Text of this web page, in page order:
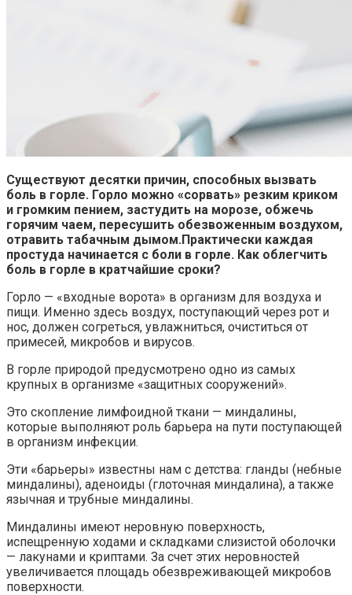
Существуют десятки причин, способных вызвать
боль в горле. Горло можно «сорвать» резким криком
и громким пением, застудить на морозе, обжечь
горячим чаем, пересушить обезвоженным воздухом,
отравить табачным дымом.Практически каждая
простуда начинается с боли в горле. Как облегчить
боль в горле в кратчайшие сроки?
Горло — «входные ворота» в организм для воздуха и
пищи. Именно здесь воздух, поступающий через рот и
нос, должен согреться, увлажниться, очиститься от
примесей, микробов и вирусов.
В горле природой предусмотрено одно из самых
крупных в организме «защитных сооружений».
Это скопление лимфоидной ткани — миндалины,
которые выполняют роль барьера на пути поступающей
в организм инфекции.
Эти «барьеры» известны нам с детства: гланды (небные
миндалины), аденоиды (глоточная миндалина), а также
язычная и трубные миндалины.
Миндалины имеют неровную поверхность,
испещренную ходами и складками слизистой оболочки
— лакунами и криптами. За счет этих неровностей
увеличивается площадь обезвреживающей микробов
поверхности.